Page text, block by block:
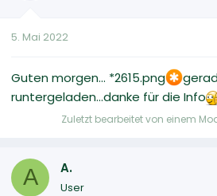
5. Mai 2022
Guten morgen... *2615.png
runtergeladen...danke für die Info
Zuletzt bearbeitet von einem
A A.
User